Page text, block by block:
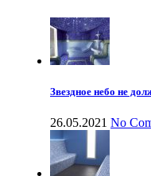
Звездное небо не
26.05.2021 No